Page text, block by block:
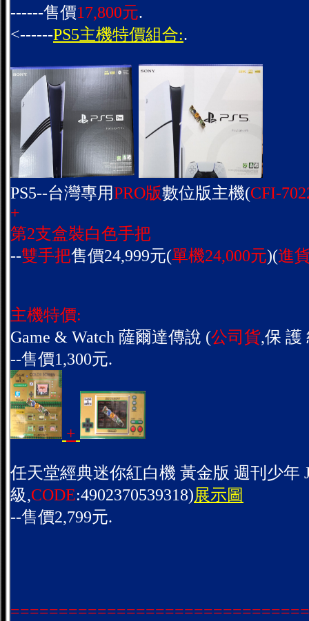
------售價17,800元.
<------PS5主機特價組合:.
PS5--台灣專用PRO版數位版主機(CFI-
+
第2支盒裝白色手把
--雙手把售價24,999元(單機24,000元)(進
主機特價:
Game & Watch 薩爾達傳說 (公司貨,保 護
--售價1,300元.
+
任天堂經典迷你紅白機 黃金版 週刊少年
級,CODE:4902370539318)展示圖
--售價2,799元.